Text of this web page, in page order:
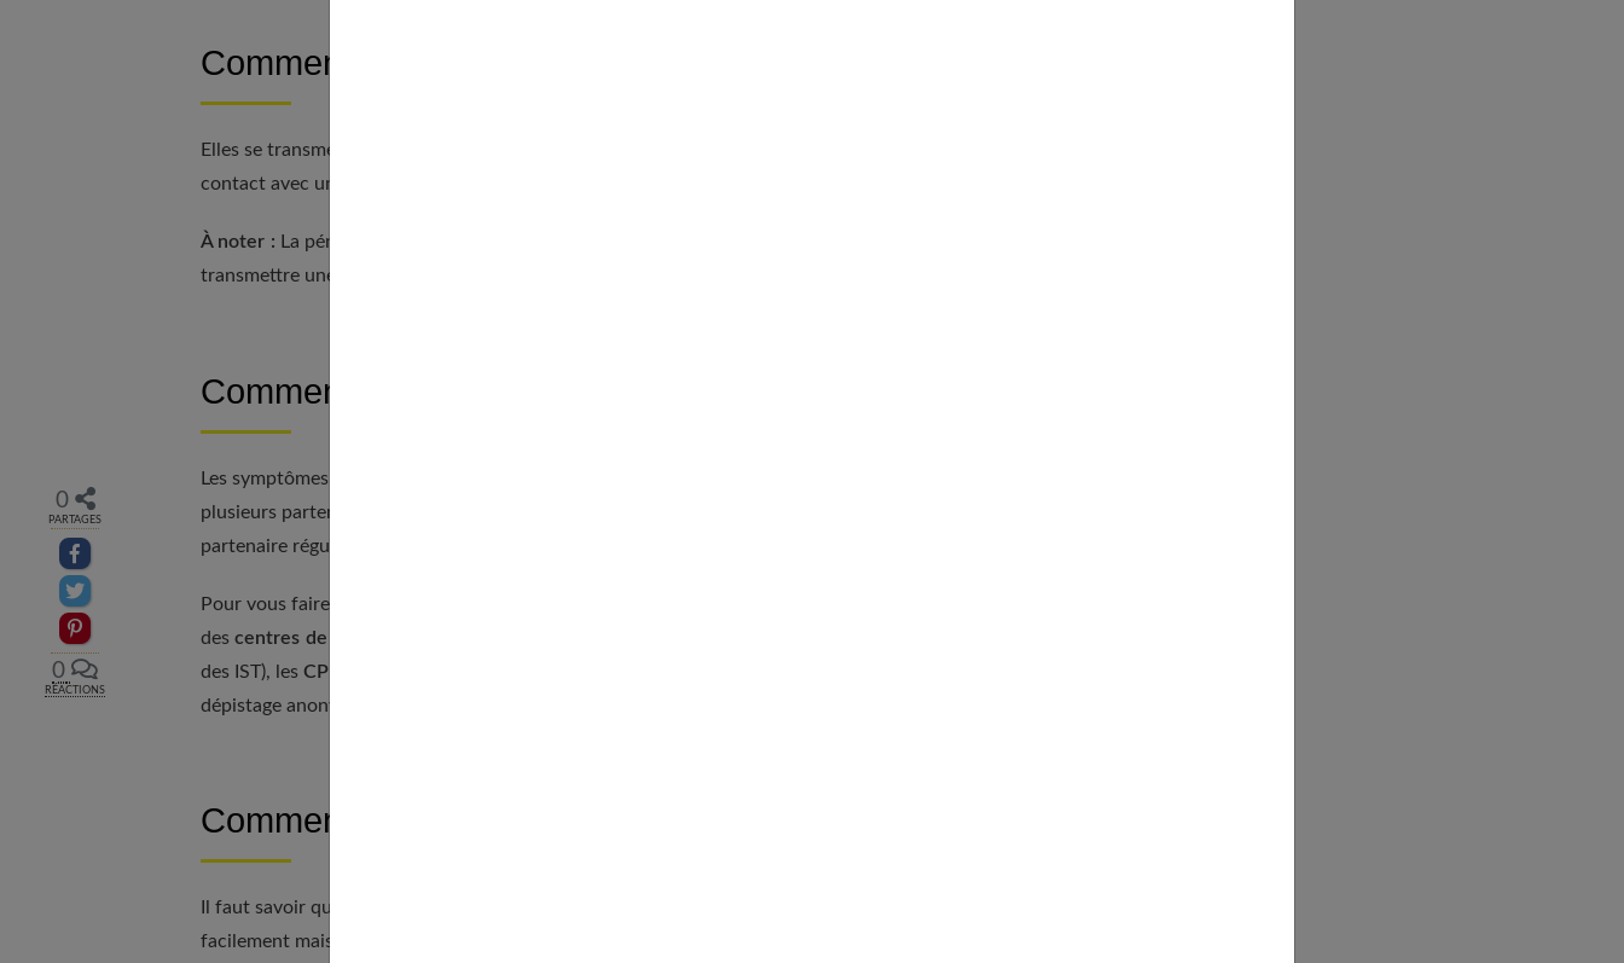
0
PARTAGES
Partager sur facebook
Partager sur Twitter
Epingler sur Pinterest
0
RÉACTIONS
Comment peut-on contracter une IST ?
Elles se transmettent principalement
contact avec une bouche, une main, une vulve, un vagin, une verge, un anus atteint d’une infection.
À noter : La pénétration, La fellation, le cunnilingus et l’anulingus sont des pratiques pouvant
transmettre une IST.
Comment dépister une IST ?
Les symptômes des IST ne sont pas toujours visibles. Un dépistage régulier est important lorsqu’on a
plusieurs partenaires et à chaque fois que l’on souhaite arrêter le préservatif avec un nouveau
partenaire régulier.
Pour vous faire dépister rendez-vous chez votre
des centres de dépistages
des IST), les CPEF
dépistage anonyme et gratuit).
Comment soigner une IST ?
Il faut savoir que les plupart des IST ne guérissent pas seules. La majorité d’entre elles se soignent
facilement mais si elles ne sont pas traitées, il peut en résulter de graves complications. Les traitements